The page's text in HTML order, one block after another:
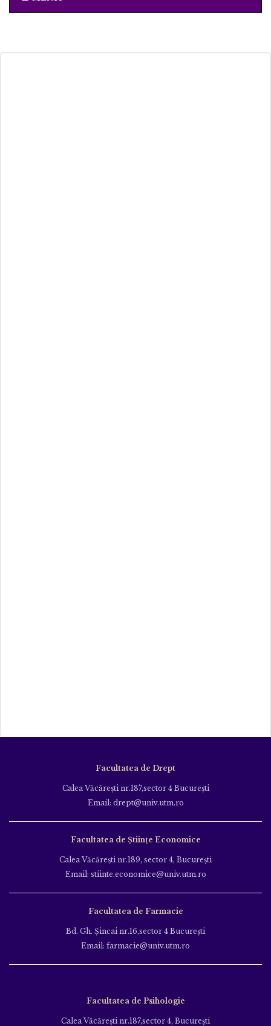
Facultatea de Drept
Calea Văcăreşti nr.187,sector 4 Bucureşti
Email: drept@univ.utm.ro
Facultatea de Științe Economice
Calea Văcăreşti nr.189, sector 4, Bucureşti
Email: stiinte.economice@univ.utm.ro
Facultatea de Farmacie
Bd. Gh. Şincai nr.16,sector 4 Bucureşti
Email: farmacie@univ.utm.ro
Facultatea de Psihologie
Calea Văcăreşti nr.187,sector 4, Bucureşti